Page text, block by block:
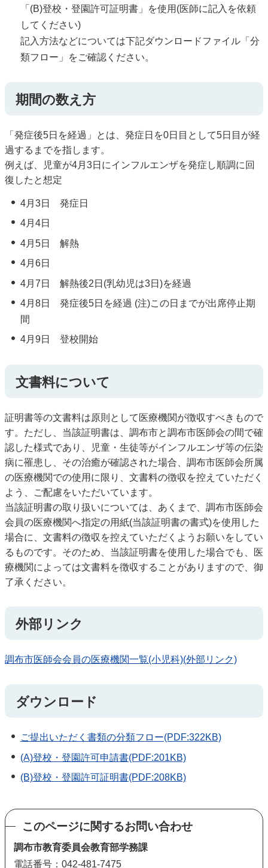
「(B)登校・登園許可証明書」を使用(医師に記入を依頼
してください)
記入方法などについては下記ダウンロードファイル「分
類フロー」をご確認ください。
期間の数え方
「発症後5日を経過」とは、発症日を0日目として5日目が経
過するまでを指します。
例えば、児童が4月3日にインフルエンザを発症し順調に回
復したと想定
4月3日 発症日
4月4日
4月5日 解熱
4月6日
4月7日 解熱後2日(乳幼児は3日)を経過
4月8日 発症後5日を経過 (注)この日までが出席停止期
間
4月9日 登校開始
文書料について
証明書等の文書料は原則として医療機関が徴収すべきもので
す。ただし、当該証明書は、調布市と調布市医師会の間で確
認した様式であり、児童・生徒等がインフルエンザ等の伝染
病に罹患し、その治癒が確認された場合、調布市医師会所属
の医療機関での使用に限り、文書料の徴収を控えていただく
よう、ご配慮をいただいています。
当該証明書の取り扱いについては、あくまで、調布市医師会
会員の医療機関へ指定の用紙(当該証明書の書式)を使用した
場合に、文書料の徴収を控えていただくようお願いをしてい
るものです。そのため、当該証明書を使用した場合でも、医
療機関によっては文書料を徴収することがありますので、御
了承ください。
外部リンク
調布市医師会会員の医療機関一覧(小児科)(外部リンク)
ダウンロード
ご提出いただく書類の分類フロー(PDF:322KB)
(A)登校・登園許可申請書(PDF:201KB)
(B)登校・登園許可証明書(PDF:208KB)
このページに関するお問い合わせ
調布市教育委員会教育部学務課
電話番号：042-481-7475